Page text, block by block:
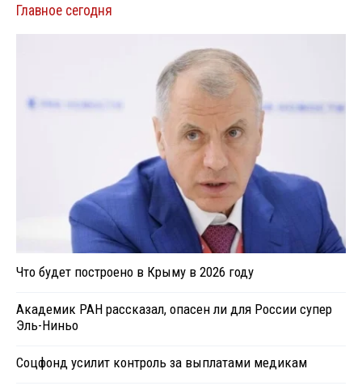
Главное сегодня
Что будет построено в Крыму в 2026 году
Академик РАН рассказал, опасен ли для России супер
Эль-Ниньо
Соцфонд усилит контроль за выплатами медикам